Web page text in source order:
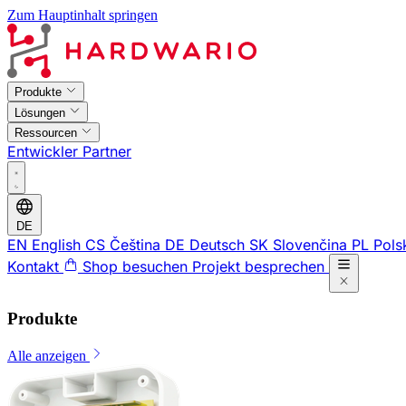
Zum Hauptinhalt springen
Produkte
Lösungen
Ressourcen
Entwickler Partner
DE
EN English CS Čeština DE Deutsch SK Slovenčina PL
Kontakt
Shop besuchen Projekt besprechen
Produkte
Alle anzeigen